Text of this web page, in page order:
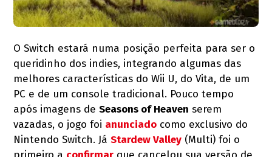
O Switch estará numa posição perfeita para ser o
queridinho dos indies, integrando algumas das
melhores características do Wii U, do Vita, de um
PC e de um console tradicional. Pouco tempo
após imagens deSeasons of Heaven serem
vazadas, o jogo foi anunciado como exclusivo do
Nintendo Switch. JáStardew Valley (Multi) foi o